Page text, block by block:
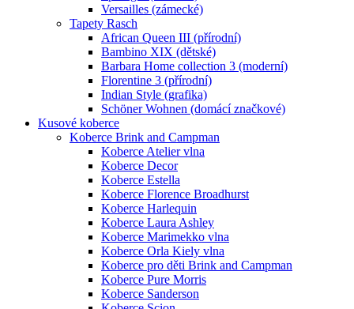
Versailles (zámecké)
Tapety Rasch
African Queen III (přírodní)
Bambino XIX (dětské)
Barbara Home collection 3 (moderní)
Florentine 3 (přírodní)
Indian Style (grafika)
Schöner Wohnen (domácí značkové)
Kusové koberce
Koberce Brink and Campman
Koberce Atelier vlna
Koberce Decor
Koberce Estella
Koberce Florence Broadhurst
Koberce Harlequin
Koberce Laura Ashley
Koberce Marimekko vlna
Koberce Orla Kiely vlna
Koberce pro děti Brink and Campman
Koberce Pure Morris
Koberce Sanderson